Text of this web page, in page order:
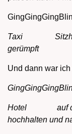
Taxi
gerümpft
Und dann war
Hotel auf den
hochhalten und